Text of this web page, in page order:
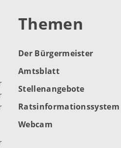
Themen
Der Bürgermeister
Amtsblatt
Stellenangebote
Ratsinformationssystem
Webcam